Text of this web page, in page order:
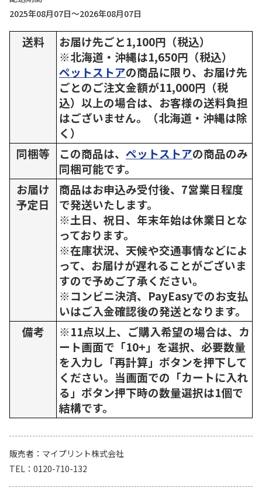
2025年08月07日～2026年08月07日
送料
お届け先ごと1,100円（税込）
※北海道・沖縄は1,650円（税込）
ペットストアの商品に限り、お届け先
ごとのご注文金額が11,000円（税
込）以上の場合は、お客様の送料負担
はございません。（北海道・沖縄は除
く）
同梱等
この商品は、 ペットストアの商品のみ
同梱可能です。
お届け
予定日
商品はお申込み受付後、7営業日程度
で発送いたします。
※土日、祝日、年末年始は休業日とな
っております。
※在庫状況、天候や交通事情などによ
って、お届けが遅れることがございま
すので予めご了承ください。
※コンビニ決済、PayEasyでのお支払
いはご入金確認後の発送となります。
備考
※11点以上、ご購入希望の場合は、カ
ート画面で「10+」を選択、必要数量
を入力し「再計算」ボタンを押下して
ください。当画面での「カートに入れ
る」ボタン押下時の数量選択は1個で
結構です。
販売者
マイプリント株式会社
TEL
0120-710-132